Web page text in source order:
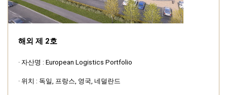
해외 제 2호
· 자산명 : European Logistics Portfolio
· 위치 : 독일, 프랑스, 영국, 네덜란드